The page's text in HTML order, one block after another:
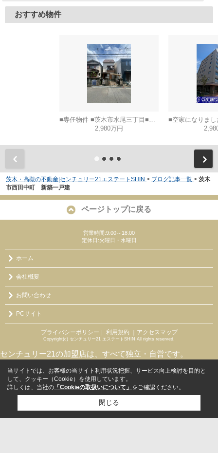
おすすめ物件
2,980万円
茨木・高槻の不動産|センチュリー21エステートSHIN > ブログ記事一覧 > 茨木
市西田中町 新築一戸建
ページトップに戻る
営業時間:9:00～18:00
定休日:火曜日・水曜日
ホーム
会社概要
お問い合わせ
PCサイト
プライバシーポリシー ｜ 利用規約 ｜アクセスマップ
Copyright(c) センチュリー21 エステートSHIN All rights reserved.
センチュリー21の加盟店は、すべて独立・自営です。
当サイトでは、お客様の当サイト利用状況把握、サービス向上検討を目的と
して、クッキー（Cookie）を使用しています。
詳しくは、当社の 「Cookieの取扱いについて」 をご確認ください。
閉じる